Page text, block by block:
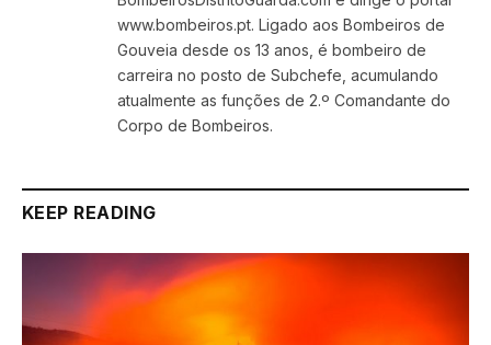
www.bombeiros.pt. Ligado aos Bombeiros de
Gouveia desde os 13 anos, é bombeiro de
carreira no posto de Subchefe, acumulando
atualmente as funções de 2.º Comandante do
Corpo de Bombeiros.
KEEP READING